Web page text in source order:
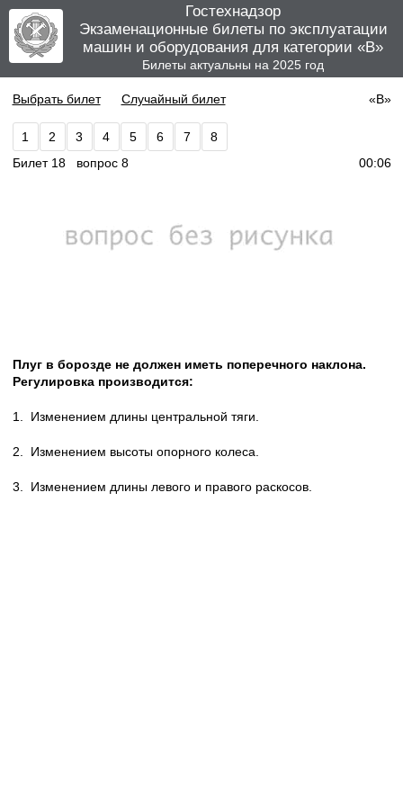
Гостехнадзор
Экзаменационные билеты по эксплуатации
машин и оборудования для категории «B»
Билеты актуальны на 2025 год
Выбрать билет Случайный билет «B»
1 2 3 4 5 6 7
8
Билет 18 вопрос 8
00:06
Плуг в борозде не должен иметь поперечного наклона.
Регулировка производится:
1. Изменением длины центральной тяги.
2. Изменением высоты опорного колеса.
3. Изменением длины левого и правого раскосов.